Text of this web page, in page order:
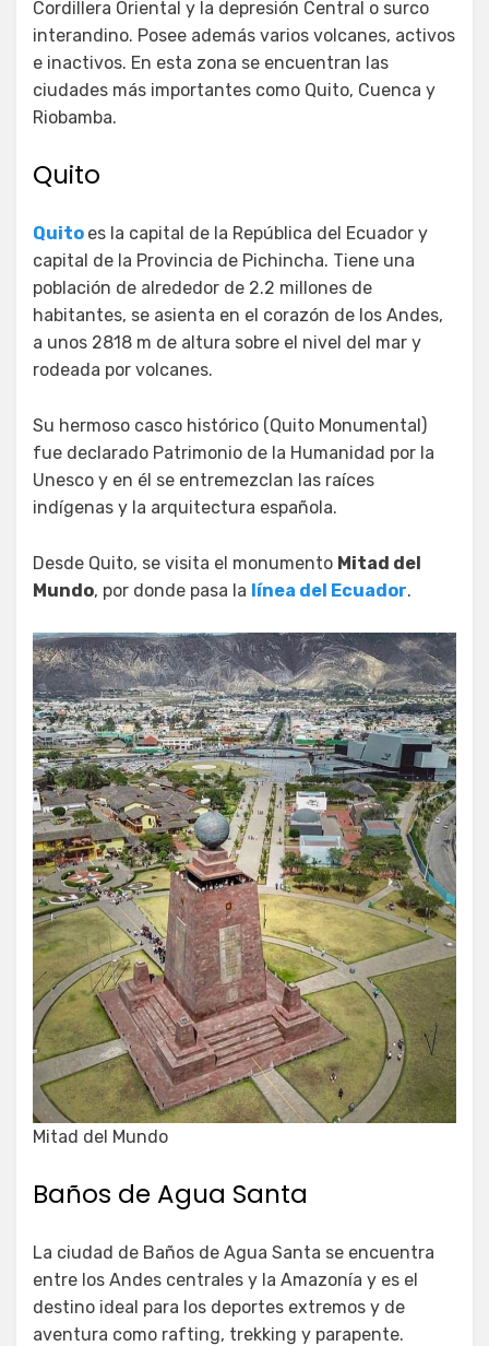
Cordillera Oriental y la depresión Central o surco
interandino. Posee además varios volcanes, activos
e inactivos. En esta zona se encuentran las
ciudades más importantes como Quito, Cuenca y
Riobamba.
Quito
Quito es la capital de la República del Ecuador y
capital de la Provincia de Pichincha. Tiene una
población de alrededor de 2.2 millones de
habitantes, se asienta en el corazón de los Andes,
a unos 2818 m de altura sobre el nivel del mar y
rodeada por volcanes.
Su hermoso casco histórico (Quito Monumental)
fue declarado Patrimonio de la Humanidad por la
Unesco y en él se entremezclan las raíces
indígenas y la arquitectura española.
Desde Quito, se visita el monumento Mitad del
Mundo, por donde pasa la línea del Ecuador.
Mitad del Mundo
Baños de Agua Santa
La ciudad de Baños de Agua Santa se encuentra
entre los Andes centrales y la Amazonía y es el
destino ideal para los deportes extremos y de
aventura como rafting, trekking y parapente.